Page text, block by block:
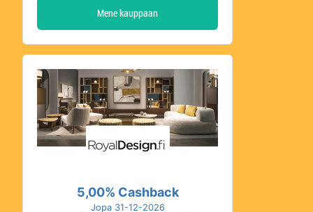
Mene kauppaan
5,00% Cashback
Jopa 31-12-2026